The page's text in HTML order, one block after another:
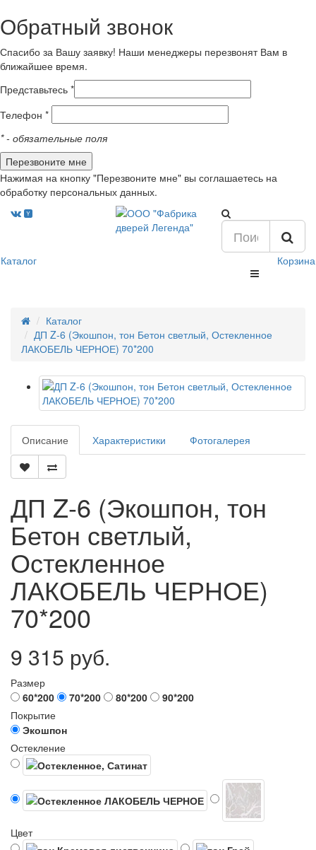
Обратный звонок
Спасибо за Вашу заявку! Наши менеджеры перезвонят Вам в
ближайшее время.
Представьтесь *
Телефон *
*- обязательные поля
Нажимая на кнопку "Перезвоните мне" вы соглашаетесь на
обработку персональных данных.
Каталог Корзина
Каталог
ДП Z-6 (Экошпон, тон Бетон светлый, Остекленное
ЛАКОБЕЛЬ ЧЕРНОЕ) 70*200
Описание Характеристики Фотогалерея
ДП Z-6 (Экошпон, тон
Бетон светлый,
Остекленное
ЛАКОБЕЛЬ ЧЕРНОЕ)
70*200
9 315 руб.
Размер
60*200
70*200 80*200
90*200
Покрытие
Экошпон
Остекление
Цвет